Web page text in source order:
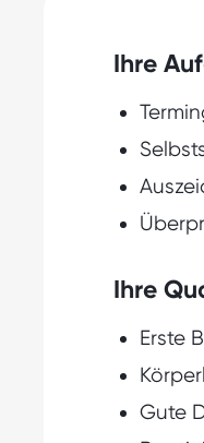
Ihre
Ihre
Erste
Gute